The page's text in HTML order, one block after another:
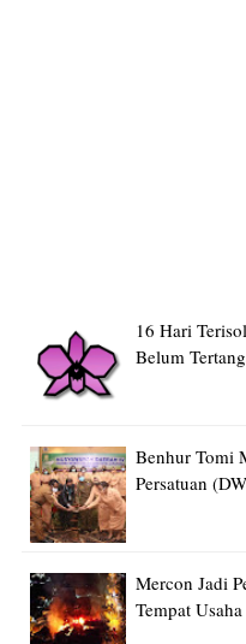
16 Hari
Belum
Benhur Tomi
Persatuan
Mercon Jadi
Tempat